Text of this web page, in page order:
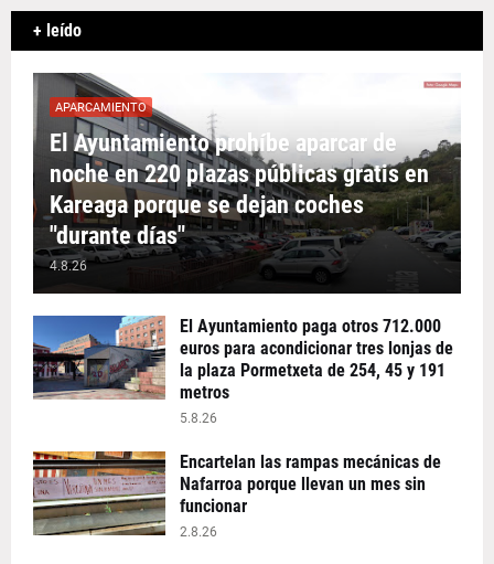
+ leído
APARCAMIENTO
El Ayuntamiento prohíbe aparcar de
noche en 220 plazas públicas gratis en
Kareaga porque se dejan coches
"durante días"
4.8.26
El Ayuntamiento paga otros 712.000
euros para acondicionar tres lonjas de
la plaza Pormetxeta de 254, 45 y 191
metros
5.8.26
Encartelan las rampas mecánicas de
Nafarroa porque llevan un mes sin
funcionar
2.8.26